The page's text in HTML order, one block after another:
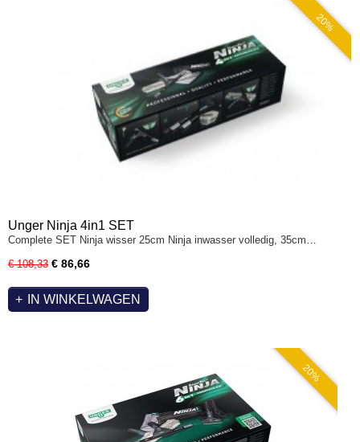
20%
Unger Ninja 4in1 SET
Complete SET Ninja wisser 25cm Ninja inwasser volledig, 35cm…
€ 108,33 € 86,66
IN WINKELWAGEN
20%